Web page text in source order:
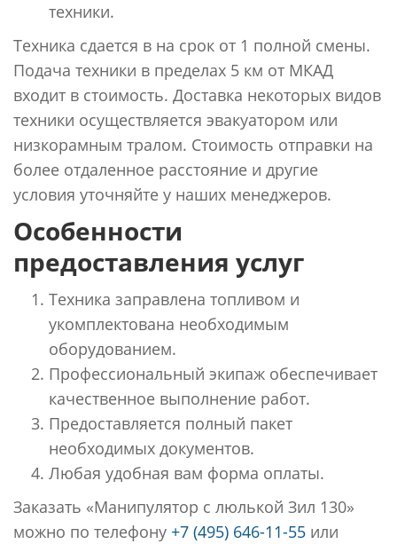
техники.
Техника сдается в на срок от 1 полной смены.
Подача техники в пределах 5 км от МКАД
входит в стоимость. Доставка некоторых видов
техники осуществляется эвакуатором или
низкорамным тралом. Стоимость отправки на
более отдаленное расстояние и другие
условия уточняйте у наших менеджеров.
Особенности
предоставления услуг
Техника заправлена топливом и
укомплектована необходимым
оборудованием.
Профессиональный экипаж обеспечивает
качественное выполнение работ.
Предоставляется полный пакет
необходимых документов.
Любая удобная вам форма оплаты.
Заказать «Манипулятор с люлькой Зил 130»
можно по телефону +7 (495) 646-11-55 или